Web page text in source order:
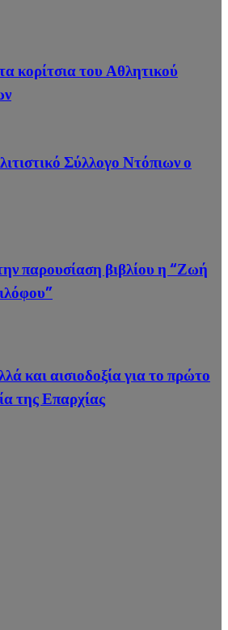
κορίτσια του Αθλητικού
Σύλλογο Ντόπιων ο
παρουσίαση βιβλίου η “Ζωή
και αισιοδοξία για το πρώτο
της Επαρχίας